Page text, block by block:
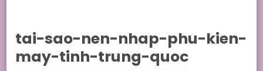
tai-sao-nen-nhap-phu-kien-
may-tinh-trung-quoc